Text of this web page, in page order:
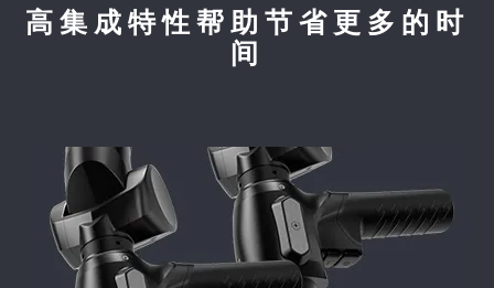
高集成特性帮助节省更多的时
间